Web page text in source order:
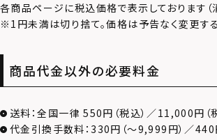
各商品ページに税込価格で表示しております（
※1円未満は切り捨て。価格は予告なく変更す
商品代金以外の必要料金
送料：全国一律550円（税込） ／11,000円（
代金引換手数料：330円（〜9,999円）／